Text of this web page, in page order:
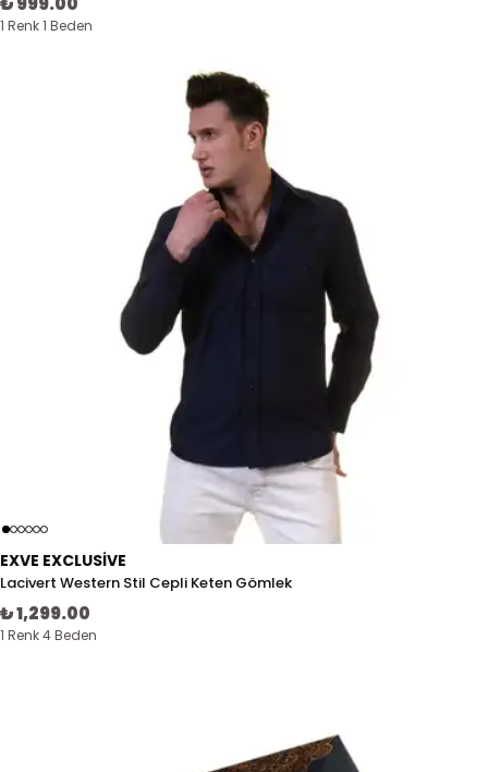
1 Renk 1 Beden
EXVE EXCLUSIVE
Lacivert Western Stil Cepli Keten Gömlek
₺ 1,299.00
1 Renk 4 Beden